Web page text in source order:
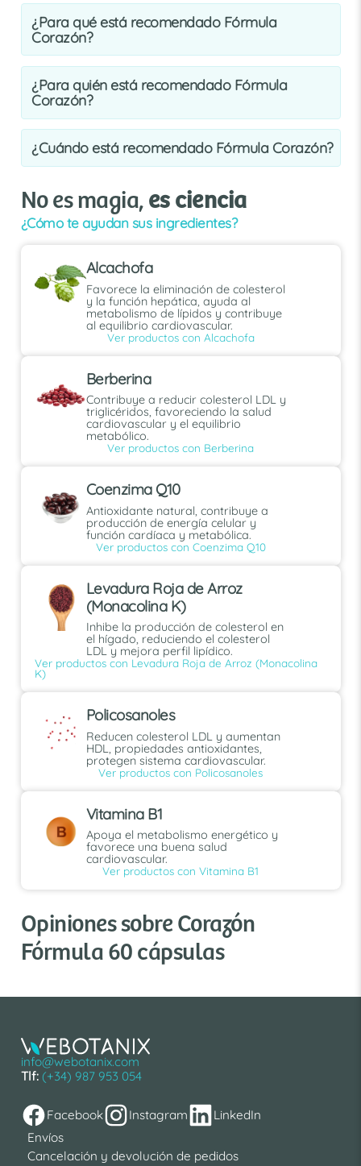
¿Para qué está recomendado Fórmula
Corazón?
¿Para quién está recomendado Fórmula
Corazón?
¿Cuándo está recomendado Fórmula Corazón?
No es magia, es ciencia
¿Cómo te ayudan sus ingredientes?
Alcachofa
Favorece la eliminación de colesterol
y la función hepática, ayuda al
metabolismo de lípidos y contribuye
al equilibrio cardiovascular.
Ver productos con Alcachofa
Berberina
Contribuye a reducir colesterol LDL y
triglicéridos, favoreciendo la salud
cardiovascular y el equilibrio
metabólico.
Ver productos con Berberina
Coenzima Q10
Antioxidante natural, contribuye a
producción de energía celular y
función cardíaca y metabólica.
Ver productos con Coenzima Q10
Levadura Roja de Arroz
(Monacolina K)
Inhibe la producción de colesterol en
el hígado, reduciendo el colesterol
LDL y mejora perfil lipídico.
Ver productos con Levadura Roja de Arroz (Monacolina
K)
Policosanoles
Reducen colesterol LDL y aumentan
HDL, propiedades antioxidantes,
protegen sistema cardiovascular.
Ver productos con Policosanoles
Vitamina B1
Apoya el metabolismo energético y
favorece una buena salud
cardiovascular.
Ver productos con Vitamina B1
Opiniones sobre Corazón
Fórmula 60 cápsulas
info@webotanix.com
Tlf: (+34) 987 953 054
Facebook Instagram
LinkedIn
Envíos
Cancelación y devolución de pedidos